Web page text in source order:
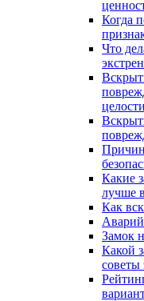
Когда
Что
Какие
лучше
Как
Замок
Какой
советы